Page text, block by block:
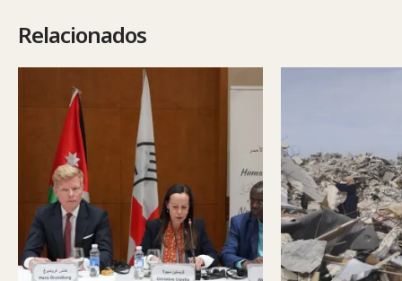
Relacionados